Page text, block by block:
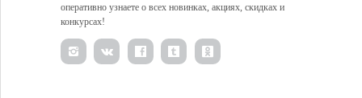
оперативно узнаете о всех новинках, акциях, скидках и
конкурсах!